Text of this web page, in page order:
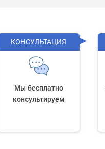
КОНСУЛЬТАЦИЯ
Мы бесплатно
консультируем